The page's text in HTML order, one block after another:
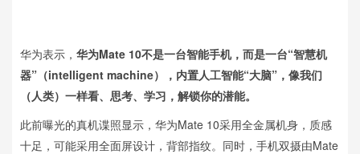
华为表示， 华为Mate 10不是一台智能手机，而是一台“智慧机
器”（intelligent machine），内置人工智能“大脑”，像我们
（人类）一样看、思考、学习，解锁你的潜能。
此前曝光的真机谍照显示，华为Mate 10采用全金属机身，质感
十足，可能采用全面屏设计，背部指纹。同时，手机双摄由Mate